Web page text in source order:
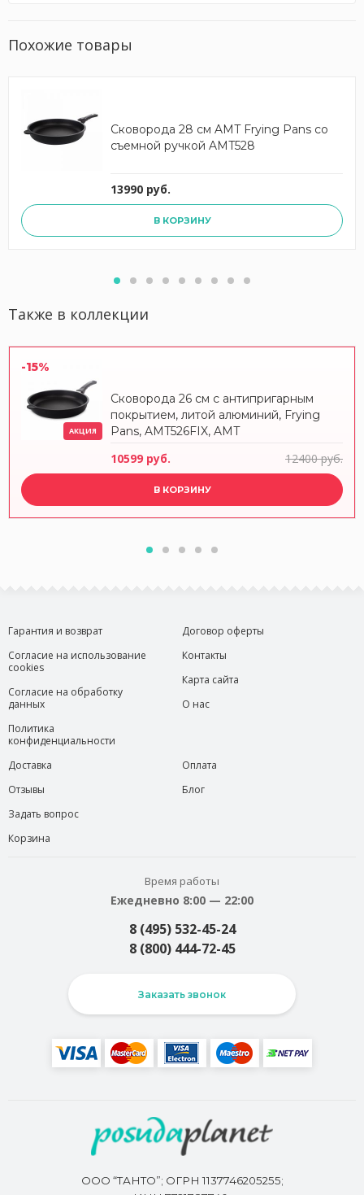
Похожие товары
Сковорода 28 см AMT Frying Pans со
съемной ручкой AMT528
13990 руб.
В КОРЗИНУ
Также в коллекции
-15%
АКЦИЯ
Сковорода 26 см с антипригарным
покрытием, литой алюминий, Frying
Pans, AMT526FIX, AMT
10599 руб. 12400 руб.
В КОРЗИНУ
Гарантия и возврат
Согласие на использование
cookies
Согласие на обработку
данных
Политика
конфиденциальности
Договор оферты
Контакты
Карта сайта
О нас
Доставка
Отзывы
Задать вопрос
Корзина
Оплата
Блог
Время работы
Ежедневно 8:00 — 22:00
8 (495) 532-45-24
8 (800) 444-72-45
Заказать звонок
ООО “ТАНТО”; ОГРН 1137746205255;